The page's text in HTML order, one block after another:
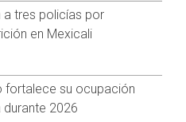
turístico está vinculado
y gastronómica, en
se origina en Ensenada,
han ido cobrando
a nivel global, sumándole
a tres policías por
en Mexicali
fortalece su ocupación
durante 2026